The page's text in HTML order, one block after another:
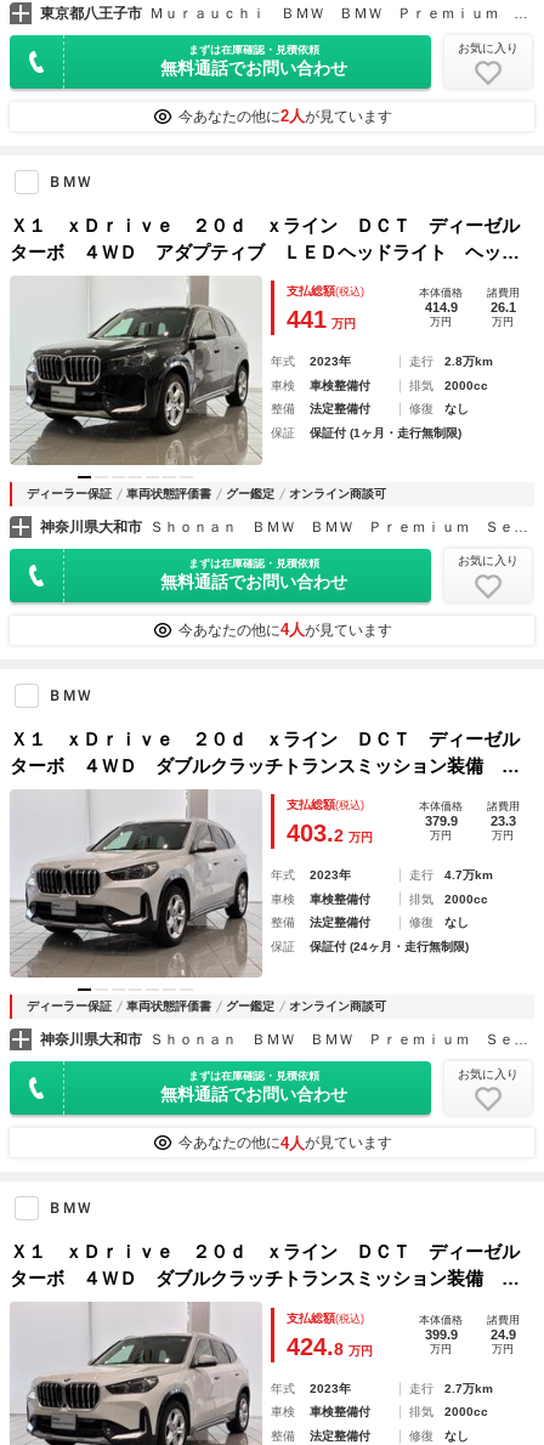
東京都八王子市
まずは在庫確認・見積依頼
無料通話でお問い合わせ
お気に入り
今あなたの他に2人が見ています
ＢＭＷ
Ｘ１ ｘＤｒｉｖｅ ２０ｄ ｘライン ＤＣＴ ディーゼル
ターボ ４ＷＤ アダプティブ ＬＥＤヘッドライト ヘッド
アップ ディスプレイ ダブルクラッチトランスミッション装
備ステップトロニック シートヒーター 運転席／助手席 車
支払総額(税込)
441 万円
本体価格
414.9
万円
諸費用
26.1
万円
年式 2023年 走行
2.8万km
車検
車検整備付 排気
2000cc
整備
法定整備付 修復
なし
保証
保証付 (1ヶ月・走行無制限)
ディーラー保証 車両状態評価書 グー鑑定 オンライン商談可
神奈川県大和市
まずは在庫確認・見積依頼
無料通話でお問い合わせ
お気に入り
今あなたの他に4人が見ています
ＢＭＷ
Ｘ１ ｘＤｒｉｖｅ ２０ｄ ｘライン ＤＣＴ ディーゼル
ターボ ４ＷＤ ダブルクラッチトランスミッション装備 ア
ダプティブＬＥＤヘッドライト ヘッドアップディスプレイ
シートヒーター運転席／助手席 パークアシストシステムプラ
支払総額(税込)
403.2 万円
本体価格
379.9
万円
諸費用
23.3
万円
年式 2023年 走行
4.7万km
車検
車検整備付 排気
2000cc
整備
法定整備付 修復
なし
保証
保証付 (24ヶ月・走行無制限)
ディーラー保証 車両状態評価書 グー鑑定 オンライン商談可
神奈川県大和市 Ｓｈｏｎａｎ ＢＭＷ ＢＭＷ Ｐｒｅｍｉｕｍ Ｓｅｌｅｃｔｉｏｎ 大和
まずは在庫確認・見積依頼
無料通話でお問い合わせ
お気に入り
今あなたの他に4人が見ています
ＢＭＷ
Ｘ１ ｘＤｒｉｖｅ ２０ｄ ｘライン ＤＣＴ ディーゼル
ターボ ４ＷＤ ダブルクラッチトランスミッション装備 ア
ダプティブＬＥＤ ヘッドライト ヘッドアップディスプレ
イ 電動シート調節メモリー付 シート ヒーター運転席／助
手席 車内カメラ
支払総額(税込)
424.8 万円
本体価格
399.9
万円
諸費用
24.9
万円
年式 2023年 走行
2.7万km
車検
車検整備付 排気
2000cc
整備
法定整備付 修復
なし